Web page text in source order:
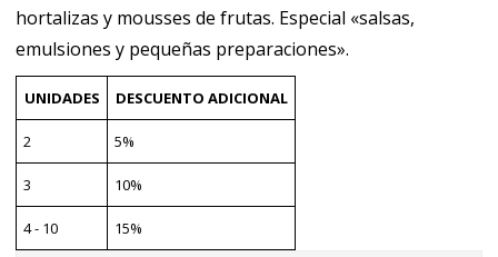
hortalizas y mousses de frutas. Especial «salsas,
emulsiones y pequeñas preparaciones».
UNIDADES DESCUENTO ADICIONAL
2 5%
3 10%
4 - 10 15%